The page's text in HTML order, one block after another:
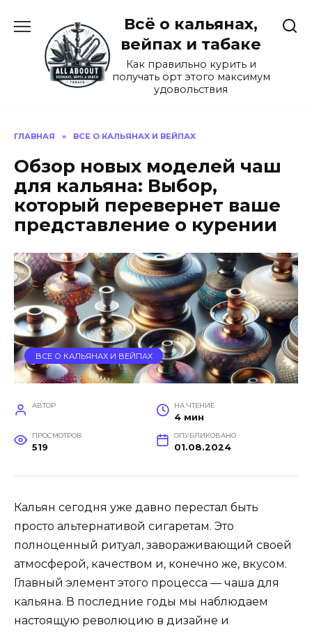
содержанию
Всё о кальянах,
вейпах и табаке
Как правильно курить и
получать орт этого максимум
удовольствия
ГЛАВНАЯ » ВСЕ О КАЛЬЯНАХ И ВЕЙПАХ
Обзор новых моделей чаш
для кальяна: Выбор,
который перевернет ваше
представление о курении
ВСЕ О КАЛЬЯНАХ И ВЕЙПАХ
АВТОР НА ЧТЕНИЕ
4 мин
ПРОСМОТРОВ
519
ОПУБЛИКОВАНО
01.08.2024
Кальян сегодня уже давно перестал быть
просто альтернативой сигаретам. Это
полноценный ритуал, завораживающий своей
атмосферой, качеством и, конечно же, вкусом.
Главный элемент этого процесса — чаша для
кальяна. В последние годы мы наблюдаем
настоящую революцию в дизайне и